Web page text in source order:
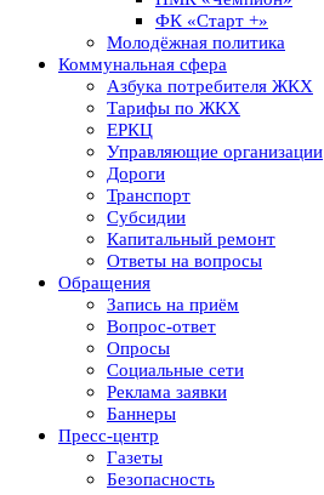
ФК «Старт +»
Молодёжная политика
Коммунальная сфера
Азбука потребителя ЖКХ
Тарифы по ЖКХ
ЕРКЦ
Управляющие организации
Дороги
Транспорт
Субсидии
Капитальный ремонт
Ответы на вопросы
Обращения
Запись на приём
Вопрос-ответ
Опросы
Социальные сети
Реклама заявки
Баннеры
Пресс-центр
Газеты
Безопасность